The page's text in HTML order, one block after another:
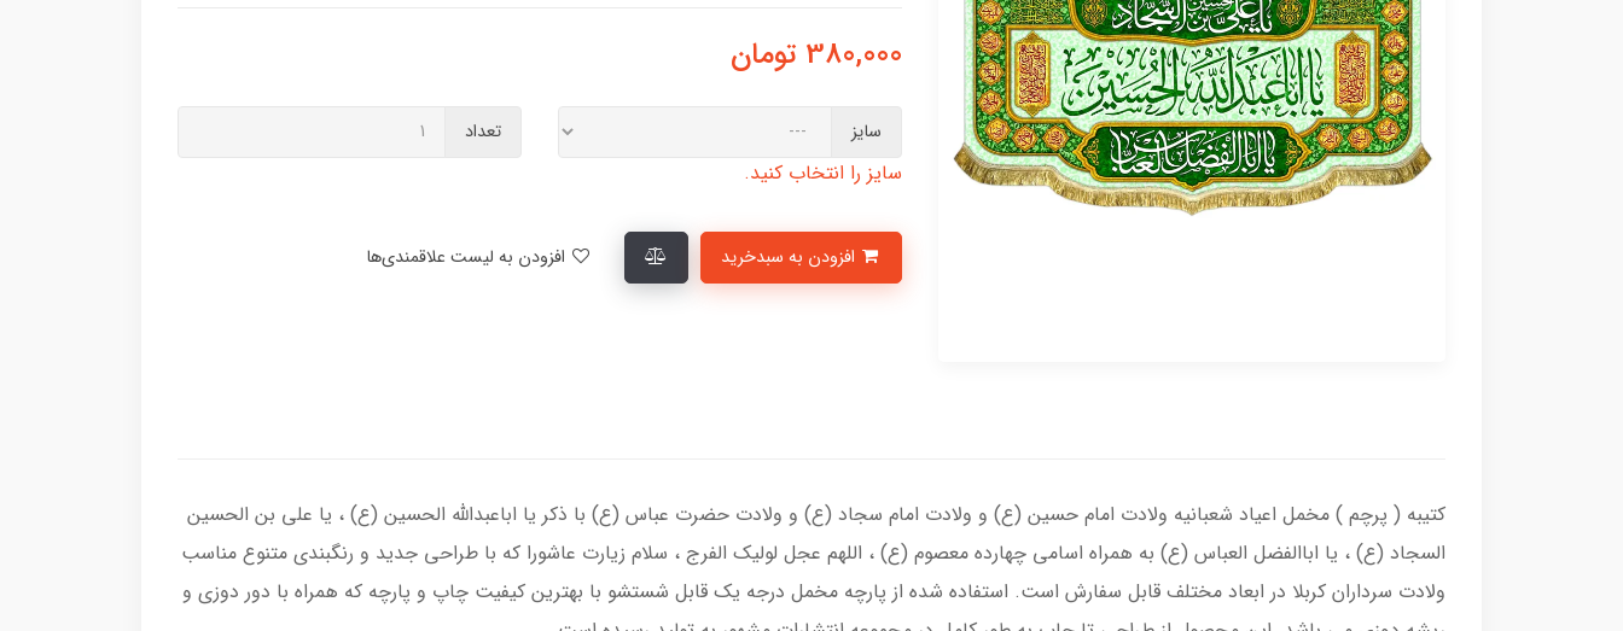
380,000 تومان
سایز
سایز را انتخاب کنید.
تعداد
کتیبه ( پرچم ) مخمل اعیاد شعبانیه ولادت امام حسین (ع) و ولادت امام سجاد (ع) و ولادت حضرت عباس (ع) با ذکر یا اباعبدالله الحسین (ع) ، یا علی بن الحسین
السجاد (ع) ، یا اباالفضل العباس (ع) به همراه اسامی چهارده معصوم (ع) ، اللهم عجل لولیک الفرج ، سلام زیارت عاشورا که با طراحی جدید و رنگبندی متنوع مناسب
ولادت سرداران کربلا در ابعاد مختلف قابل سفارش است. استفاده شده از پارچه مخمل درجه یک قابل شستشو با بهترین کیفیت چاپ و پارچه که همراه با دور دوزی و